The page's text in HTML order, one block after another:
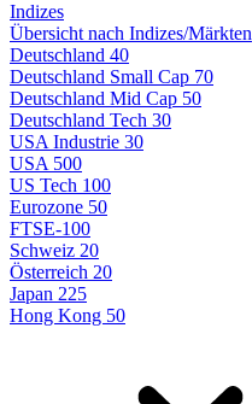
Indizes
Übersicht nach Indizes/Märkten
Deutschland 40
Deutschland Small Cap 70
Deutschland Mid Cap 50
Deutschland Tech 30
USA Industrie 30
USA 500
US Tech 100
Eurozone 50
FTSE-100
Schweiz 20
Österreich 20
Japan 225
Hong Kong 50